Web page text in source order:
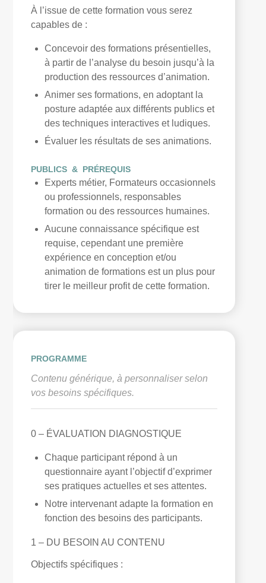
À l’issue de cette formation vous serez
capables de :
Concevoir des formations présentielles,
à partir de l’analyse du besoin jusqu’à la
production des ressources d’animation.
Animer ses formations, en adoptant la
posture adaptée aux différents publics et
des techniques interactives et ludiques.
Évaluer les résultats de ses animations.
PUBLICS & PRÉREQUIS
Experts métier, Formateurs occasionnels
ou professionnels, responsables
formation ou des ressources humaines.
Aucune connaissance spécifique est
requise, cependant une première
expérience en conception et/ou
animation de formations est un plus pour
tirer le meilleur profit de cette formation.
PROGRAMME
Contenu générique, à personnaliser selon
vos besoins spécifiques.
0 – ÉVALUATION DIAGNOSTIQUE
Chaque participant répond à un
questionnaire ayant l’objectif d’exprimer
ses pratiques actuelles et ses attentes.
Notre intervenant adapte la formation en
fonction des besoins des participants.
1 – DU BESOIN AU CONTENU
Objectifs spécifiques :